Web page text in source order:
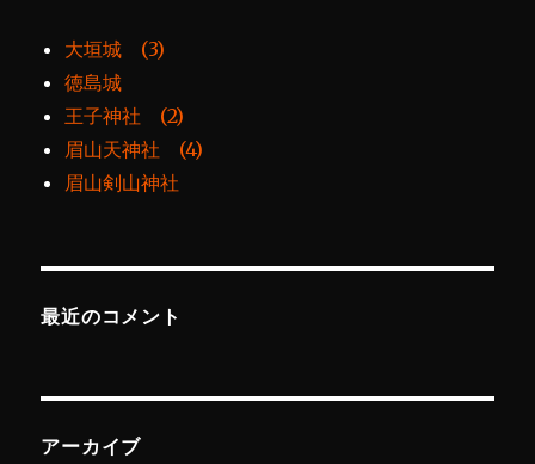
大垣城 (3)
徳島城
王子神社 (2)
眉山天神社 (4)
眉山剣山神社
最近のコメント
アーカイブ